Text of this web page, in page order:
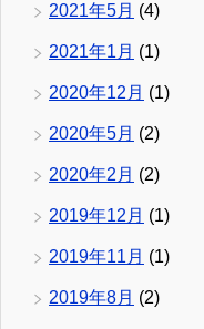
2021年5月 (4)
2021年1月 (1)
2020年12月 (1)
2020年5月 (2)
2020年2月 (2)
2019年12月 (1)
2019年11月 (1)
2019年8月 (2)